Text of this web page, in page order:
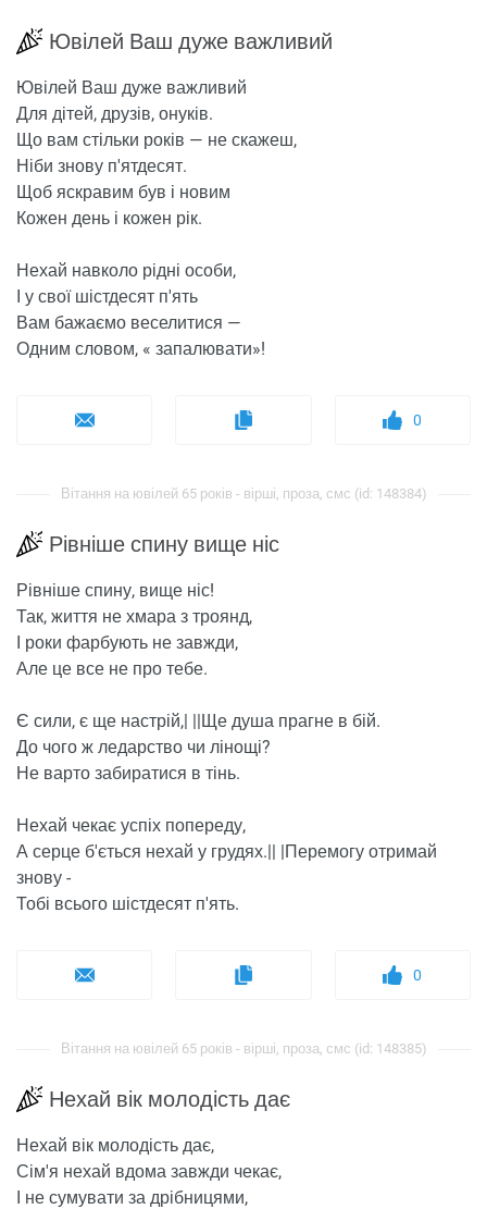
Ювілей Ваш дуже важливий
Ювілей Ваш дуже важливий
Для дітей, друзів, онуків.
Що вам стільки років — не скажеш,
Ніби знову п'ятдесят.
Щоб яскравим був і новим
Кожен день і кожен рік.
Нехай навколо рідні особи,
І у свої шістдесят п'ять
Вам бажаємо веселитися —
Одним словом, « запалювати»!
0
Вітання на ювілей 65 років - вірші, проза, смс (id: 148384)
Рівніше спину вище ніс
Рівніше спину, вище ніс!
Так, життя не хмара з троянд,
І роки фарбують не завжди,
Але це все не про тебе.
Є сили, є ще настрій,| ||Ще душа прагне в бій.
До чого ж ледарство чи лінощі?
Не варто забиратися в тінь.
Нехай чекає успіх попереду,
А серце б'ється нехай у грудях.|| |Перемогу отримай
знову -
Тобі всього шістдесят п'ять.
0
Вітання на ювілей 65 років - вірші, проза, смс (id: 148385)
Нехай вік молодість дає
Нехай вік молодість дає,
Сім'я нехай вдома завжди чекає,
І не сумувати за дрібницями,